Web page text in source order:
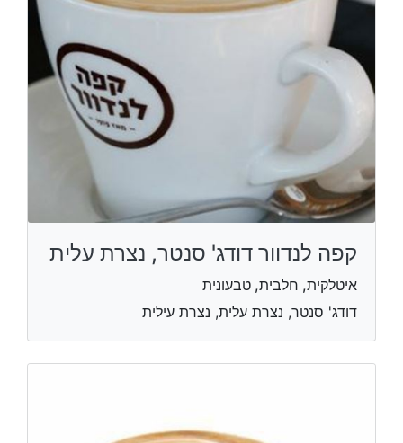
קפה לנדוור דודג' סנטר, נצרת עלית
איטלקית, חלבית, טבעונית
דודג' סנטר, נצרת עלית, נצרת עילית